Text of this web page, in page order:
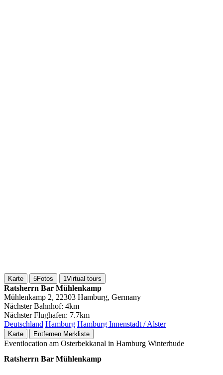
Karte 5Fotos 1Virtual tours
Ratsherrn Bar Mühlenkamp
Mühlenkamp 2, 22303 Hamburg, Germany
Nächster Bahnhof: 4km
Nächster Flughafen: 7.7km
Deutschland Hamburg Hamburg Innenstadt / Alster
Karte Entfernen Merkliste
Eventlocation am Osterbekkanal in Hamburg Winterhude
Ratsherrn Bar Mühlenkamp